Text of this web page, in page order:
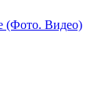
(Фото. Видео)